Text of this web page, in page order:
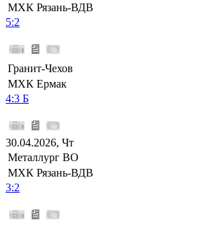
МХК Рязань-ВДВ
5:2
Гранит-Чехов
МХК Ермак
4:3 Б
30.04.2026, Чт
Металлург ВО
МХК Рязань-ВДВ
3:2